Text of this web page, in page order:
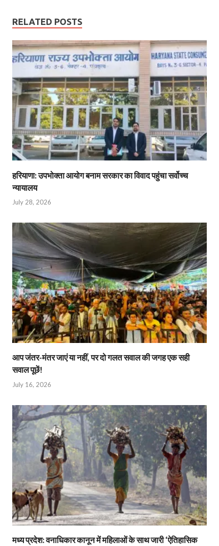
RELATED POSTS
हरियाणा: उपभोक्ता आयोग बनाम सरकार का विवाद पहुंचा सर्वोच्च
न्यायालय
July 28, 2026
आप जंतर-मंतर जाएं या नहीं, पर दो गलत सवाल की जगह एक सही
सवाल पूछें!
July 16, 2026
मध्य प्रदेश: वनाधिकार कानून में महिलाओं के साथ जारी ‘ऐतिहासिक